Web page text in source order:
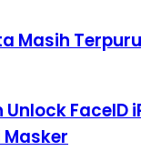
Masih
FaceID